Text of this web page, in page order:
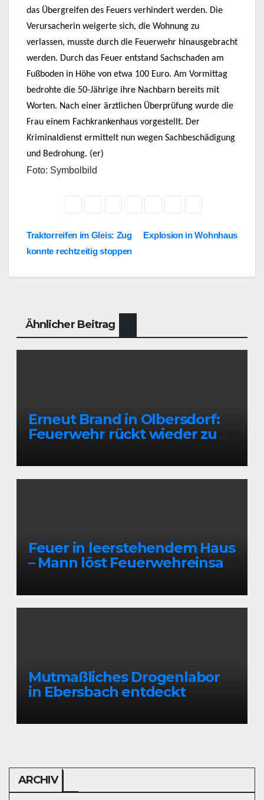
das Übergreifen des Feuers verhindert werden. Die
Verursacherin weigerte sich, die Wohnung zu
verlassen, musste durch die Feuerwehr hinausgebracht
werden. Durch das Feuer entstand Sachschaden am
Fußboden in Höhe von etwa 100 Euro. Am Vormittag
bedrohte die 50-Jährige ihre Nachbarn bereits mit
Worten. Nach einer ärztlichen Überprüfung wurde die
Frau einem Fachkrankenhaus vorgestellt. Der
Kriminaldienst ermittelt nun wegen Sachbeschädigung
und Bedrohung. (er)
Foto: Symbolbild
Beitragsnavigation
Explosion in Wohnhaus
Traktorreifen im Gleis: Zug
konnte rechtzeitig stoppen
Ähnlicher Beitrag
Erneut Brand in Olbersdorf:
Feuerwehr rückt wieder zu
Feuer in leerstehendem Haus
– Mann löst Feuerwehreinsatz
Mutmaßliches Drogenlabor
in Ebersbach entdeckt
ARCHIV